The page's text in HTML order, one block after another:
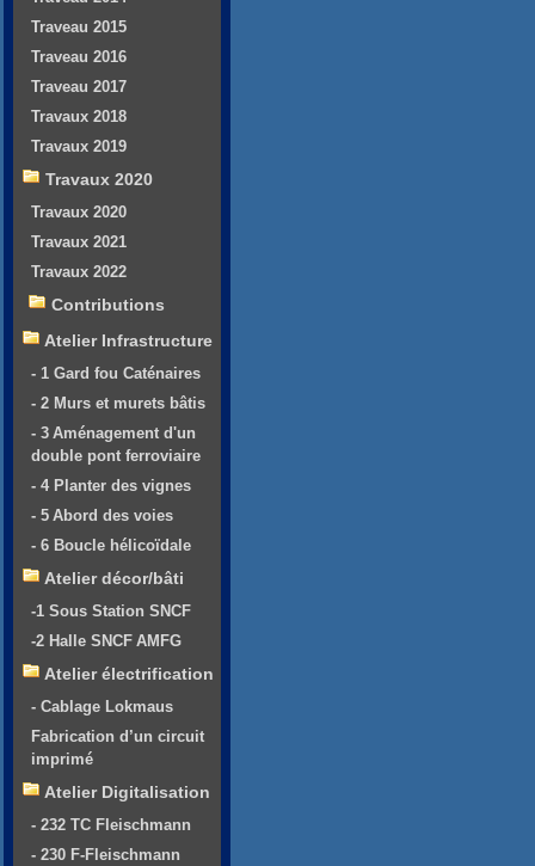
Traveau 2015
Traveau 2016
Traveau 2017
Travaux 2018
Travaux 2019
Travaux 2020
Travaux 2020
Travaux 2021
Travaux 2022
Contributions
Atelier Infrastructure
- 1 Gard fou Caténaires
- 2 Murs et murets bâtis
- 3 Aménagement d'un
double pont ferroviaire
- 4 Planter des vignes
- 5 Abord des voies
- 6 Boucle hélicoïdale
Atelier décor/bâti
-1 Sous Station SNCF
-2 Halle SNCF AMFG
Atelier électrification
- Cablage Lokmaus
Fabrication d’un circuit
imprimé
Atelier Digitalisation
- 232 TC Fleischmann
- 230 F-Fleischmann